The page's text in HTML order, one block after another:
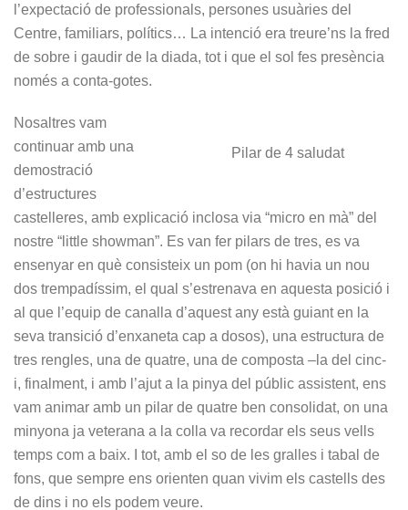
l’expectació de professionals, persones usuàries del
Centre, familiars, polítics… La intenció era treure’ns la fred
de sobre i gaudir de la diada, tot i que el sol fes presència
només a conta-gotes.
Pilar de 4 saludat
Nosaltres vam
continuar amb una
demostració
d’estructures
castelleres, amb explicació inclosa via “micro en mà” del
nostre “little showman”. Es van fer pilars de tres, es va
ensenyar en què consisteix un pom (on hi havia un nou
dos trempadíssim, el qual s’estrenava en aquesta posició i
al que l’equip de canalla d’aquest any està guiant en la
seva transició d’enxaneta cap a dosos), una estructura de
tres rengles, una de quatre, una de composta –la del cinc-
i, finalment, i amb l’ajut a la pinya del públic assistent, ens
vam animar amb un pilar de quatre ben consolidat, on una
minyona ja veterana a la colla va recordar els seus vells
temps com a baix. I tot, amb el so de les gralles i tabal de
fons, que sempre ens orienten quan vivim els castells des
de dins i no els podem veure.